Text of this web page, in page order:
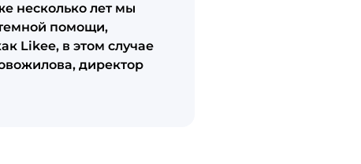
несколько лет мы
помощи,
Likee, в этом случае
директор